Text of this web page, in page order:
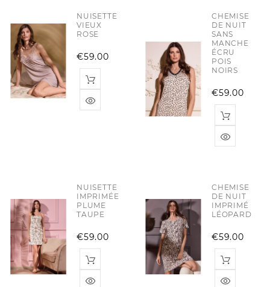
NUISETTE
VIEUX
ROSE
€59.00
CHEMISE
DE NUIT
SANS
MANCHE
ÉCRU
POIS
NOIRS
€59.00
NUISETTE
IMPRIMÉE
PLUME
TAUPE
€59.00
CHEMISE
DE NUIT
IMPRIMÉ
LÉOPARD
€59.00